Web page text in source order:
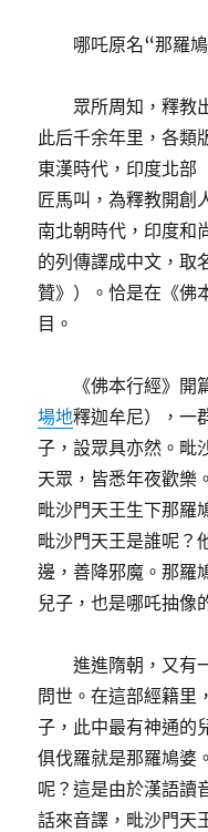
哪吒原名“那羅
眾所周知，釋教
此后千余年里，各類
東漢時代，印度北部
匠馬叫，為釋教開創
南北朝時代，印度和
的列傳譯成中文，取
贊》）。恰是在《佛
目。
《佛本行經》
場地釋迦牟尼），一
子，設眾具亦然。毗
天眾，皆悉年夜歡樂
毗沙門天王生下那羅
毗沙門天王是誰呢？
邊，善降邪魔。那羅
兒子，也是哪吒抽像
進進隋朝，又有
問世。在這部經籍里
子，此中最有神通的
俱伐羅就是那羅鳩婆
呢？這是由於漢語讀
話來音譯，毗沙門天